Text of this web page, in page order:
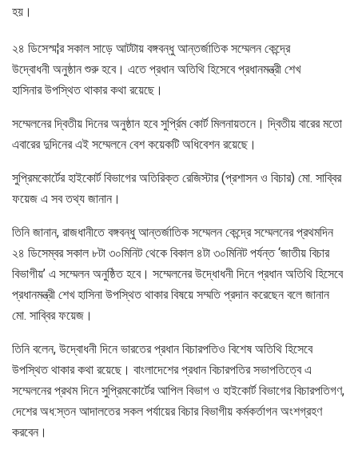
হয়।
২৪ ডিসেস্ম¦র সকাল সাড়ে আটটায় বঙ্গবন্ধু আন্তর্জাতিক সম্মেলন কেন্দ্রে
উদ্বোধনী অনুষ্ঠান শুরু হবে। এতে প্রধান অতিথি হিসেবে প্রধানমন্ত্রী শেখ
হাসিনার উপস্থিত থাকার কথা রয়েছে।
সম্মেলনের দ্বিতীয় দিনের অনুষ্ঠান হবে সুর্প্রিম কোর্ট মিলনায়তনে। দ্বিতীয় বারের মতো
এবারের দুদিনের এই সম্মেলনে বেশ কয়েকটি অধিবেশন রয়েছে।
সুপ্রিমকোর্টের হাইকোর্ট বিভাগের অতিরিক্ত রেজিস্টার (প্রশাসন ও বিচার) মো. সাব্বির
ফয়েজ এ সব তথ্য জানান।
তিনি জানান, রাজধানীতে বঙ্গবন্ধু আন্তর্জাতিক সম্মেলন কেন্দ্রে সম্মেলনের প্রথমদিন
২৪ ডিসেম্বর সকাল ৮টা ৩০মিনিট থেকে বিকাল ৪টা ৩০মিনিট পর্যন্ত ‘জাতীয় বিচার
বিভাগীয়’ এ সম্মেলন অনুষ্ঠিত হবে। সম্মেলনের উদ্ধোধনী দিনে প্রধান অতিথি হিসেবে
প্রধানমন্ত্রী শেখ হাসিনা উপস্থিত থাকার বিষয়ে সম্মতি প্রদান করেছেন বলে জানান
মো. সাব্বির ফয়েজ।
তিনি বলেন, উদ্বোধনী দিনে ভারতের প্রধান বিচারপতিও বিশেষ অতিথি হিসেবে
উপস্থিত থাকার কথা রয়েছে। বাংলাদেশের প্রধান বিচারপতির সভাপতিত্বে এ
সম্মেলনের প্রথম দিনে সুপ্রিমকোর্টের আপিল বিভাগ ও হাইকোর্ট বিভাগের বিচারপতিগণ,
দেশের অধ:স্তন আদালতের সকল পর্যায়ের বিচার বিভাগীয় কর্মকর্তাগন অংশগ্রহণ
করবেন।